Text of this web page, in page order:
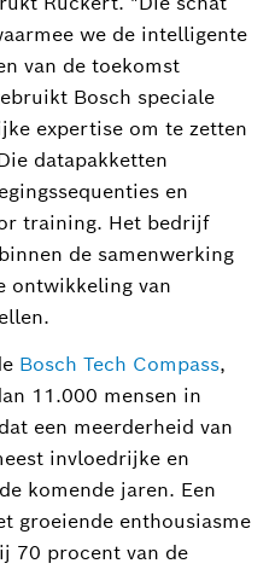
we de intelligente
van de toekomst
Bosch speciale
expertise om te zetten
datapakketten
en
training. Het bedrijf
de samenwerking
ontwikkeling van
Bosch Tech Compass,
11.000 mensen in
een meerderheid van
invloedrijke en
komende jaren. Een
groeiende enthousiasme
70 procent van de